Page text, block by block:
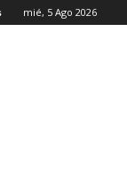
mié, 5 Ago 2026